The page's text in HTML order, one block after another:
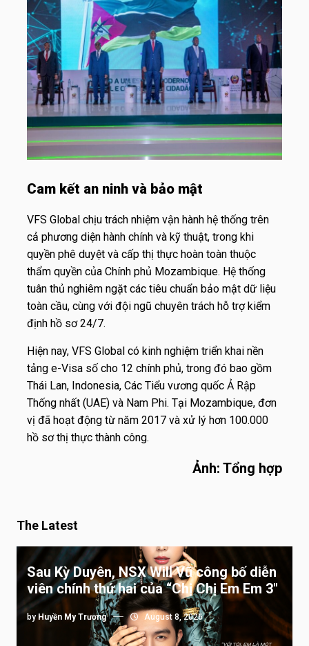
Cam kết an ninh và bảo mật
VFS Global chịu trách nhiệm vận hành hệ thống trên
cả phương diện hành chính và kỹ thuật, trong khi
quyền phê duyệt và cấp thị thực hoàn toàn thuộc
thẩm quyền của Chính phủ Mozambique. Hệ thống
tuân thủ nghiêm ngặt các tiêu chuẩn bảo mật dữ liệu
toàn cầu, cùng với đội ngũ chuyên trách hỗ trợ kiểm
định hồ sơ 24/7.
Hiện nay, VFS Global có kinh nghiệm triển khai nền
tảng e-Visa số cho 12 chính phủ, trong đó bao gồm
Thái Lan, Indonesia, Các Tiểu vương quốc Ả Rập
Thống nhất (UAE) và Nam Phi. Tại Mozambique, đơn
vị đã hoạt động từ năm 2017 và xử lý hơn 100.000
hồ sơ thị thực thành công.
Ảnh: Tổng hợp
The Latest
Sau Kỳ Duyên, NSX Will Vũ công bố diễn
viên chính thứ hai của “Chị Chị Em Em 3″
by Huyền My Trương August 8, 2026